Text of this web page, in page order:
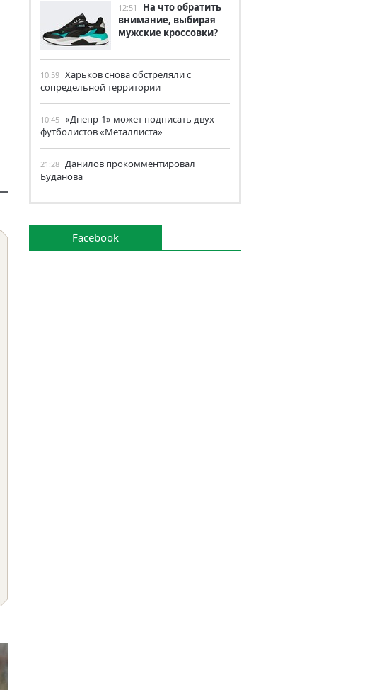
12:51
На что обратить
внимание, выбирая
мужские кроссовки?
10:59 Харьков снова обстреляли с
сопредельной территории
10:45 «Днепр-1» может подписать двух
футболистов «Металлиста»
21:28 Данилов прокомментировал
Буданова
Facebook